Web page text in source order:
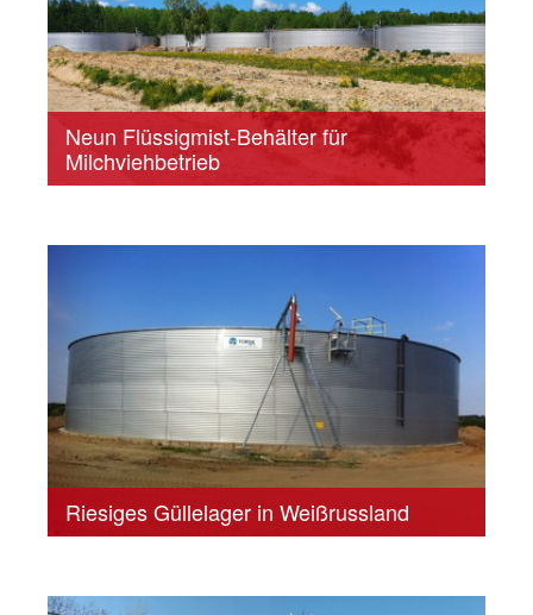
Neun Flüssigmist-Behälter für
Milchviehbetrieb
Riesiges Güllelager in Weißrussland